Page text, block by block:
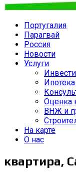
Португалия
Парагвай
Россия
Новости
Услуги
Ипотека
Оценка
ВНЖ и
На карте
О нас
квартира,